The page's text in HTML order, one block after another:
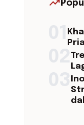
trending_up